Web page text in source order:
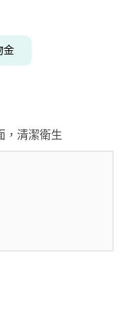
金
，清潔衛生